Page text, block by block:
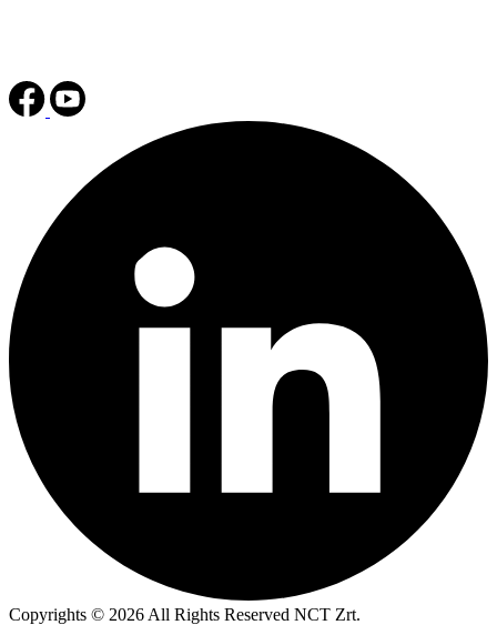
Copyrights © 2026 All Rights Reserved NCT Zrt.